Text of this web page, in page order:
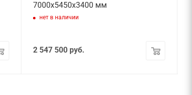
7000х5450х3400 мм
нет в наличии
2 547 500 руб.